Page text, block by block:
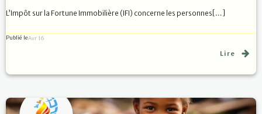
L’Impôt sur la Fortune Immobilière (IFI) concerne les personnes[…]
Publié leAvr 16
Lire